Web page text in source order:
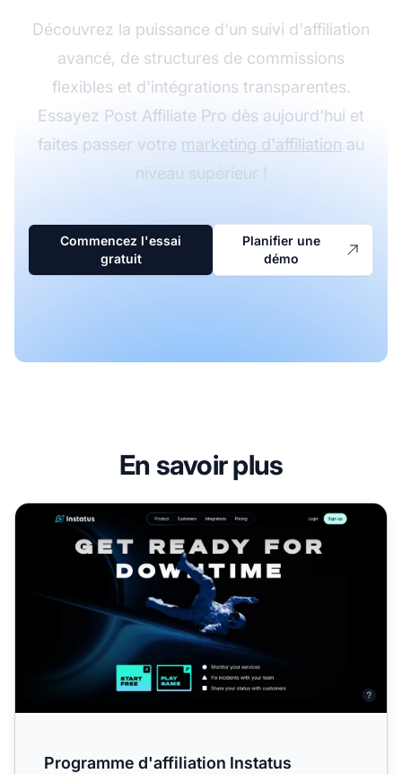
Découvrez la puissance d'un suivi d'affiliation
avancé, de structures de commissions
flexibles et d'intégrations transparentes.
Essayez Post Affiliate Pro dès aujourd'hui et
faites passer votre marketing d'affiliation au
niveau supérieur !
Commencez l'essai
gratuit
Planifier une
démo
En savoir plus
Programme d'affiliation Instatus
Programme d'affiliation Instatus